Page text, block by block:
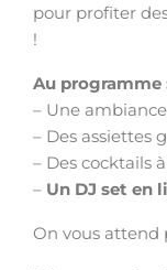
pour profiter
!
Au programme
– Une
– Des assiettes
– Des cocktails
– Un DJ set en
On vous attend